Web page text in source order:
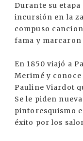
Durante su
incursión en la
compuso
fama y
En 1850 viajó a
Merimé y conoce
Pauline Viardot
Se le piden
pintoresquismo
éxito por los